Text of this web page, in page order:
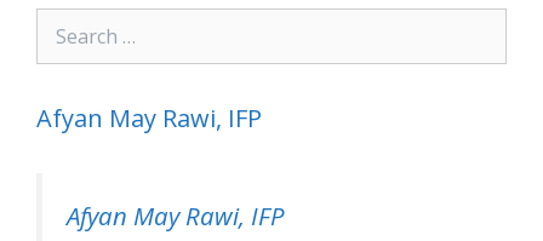
Search
for:
Afyan May Rawi, IFP
Afyan May Rawi, IFP